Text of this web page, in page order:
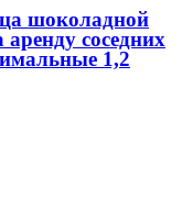
шоколадной
соседних
1,2